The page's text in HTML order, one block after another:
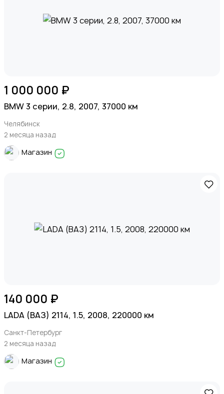
1 000 000 ₽
BMW 3 серии, 2.8, 2007, 37000 км
Челябинск
2 месяца назад
Магазин
140 000 ₽
LADA (ВАЗ) 2114, 1.5, 2008, 220000 км
Санкт-Петербург
2 месяца назад
Магазин